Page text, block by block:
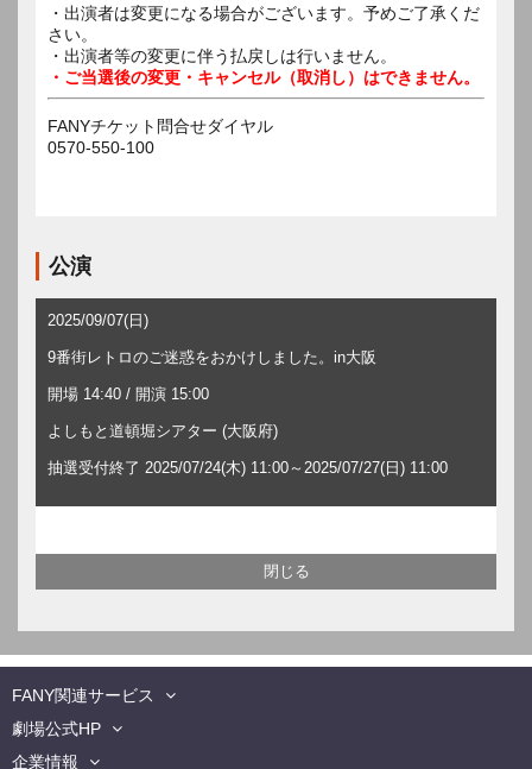
・出演者は変更になる場合がございます。予めご了承くだ
さい。
・出演者等の変更に伴う払戻しは行いません。
・ご当選後の変更・キャンセル（取消し）はできません。
FANYチケット問合せダイヤル
0570-550-100
公演
2025/09/07(日)
9番街レトロのご迷惑をおかけしました。in大阪
開場 14:40 / 開演 15:00
よしもと道頓堀シアター (大阪府)
抽選受付終了 2025/07/24(木) 11:00～2025/07/27(日) 11:00
FANY関連サービス
劇場公式HP
企業情報